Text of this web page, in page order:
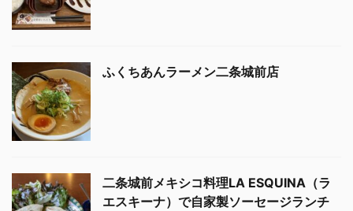
ふくちあんラーメン二条城前店
二条城前メキシコ料理LA ESQUINA（ラ
エスキーナ）で自家製ソーセージランチ